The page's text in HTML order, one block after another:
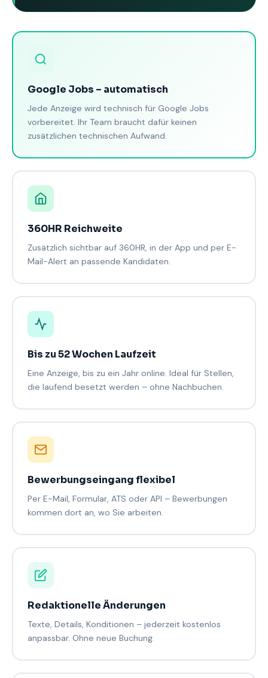
Google Jobs – automatisch
Jede Anzeige wird technisch für Google Jobs
vorbereitet. Ihr Team braucht dafür keinen
zusätzlichen technischen Aufwand.
360HR Reichweite
Zusätzlich sichtbar auf 360HR, in der App und per E-
Mail-Alert an passende Kandidaten.
Bis zu 52 Wochen Laufzeit
Eine Anzeige, bis zu ein Jahr online. Ideal für Stellen,
die laufend besetzt werden – ohne Nachbuchen.
Bewerbungseingang flexibel
Per E-Mail, Formular, ATS oder API – Bewerbungen
kommen dort an, wo Sie arbeiten.
Redaktionelle Änderungen
Texte, Details, Konditionen – jederzeit kostenlos
anpassbar. Ohne neue Buchung.